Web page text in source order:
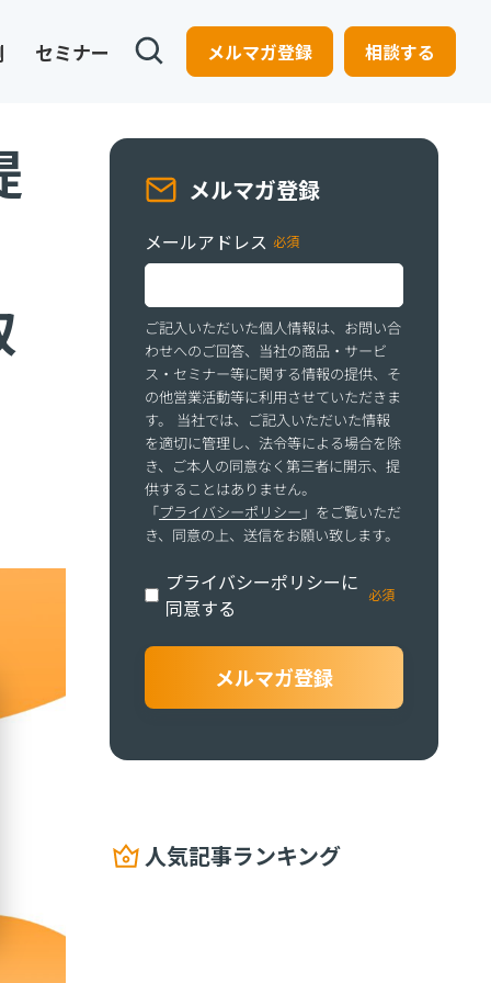
セミナー メルマガ登録 相談する
メルマガ登録
メールアドレス
ご記入いただいた個人情報は、お問い合
わせへのご回答、当社の商品・サービ
ス・セミナー等に関する情報の提供、そ
の他営業活動等に利用させていただきま
す。 当社では、ご記入いただいた情報
を適切に管理し、法令等による場合を除
き、ご本人の同意なく第三者に開示、提
供することはありません。
「プライバシーポリシー 」をご覧いただ
き、同意の上、送信をお願い致します。
プライバシーポリシーに
同意する
人気記事ランキング